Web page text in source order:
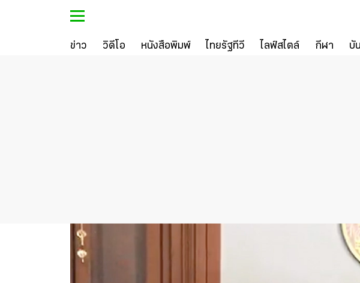
ข่าว วิดีโอ หนังสือพิมพ์ ไทยรัฐทีวี ไลฟ์สไตล์ กีฬา บั